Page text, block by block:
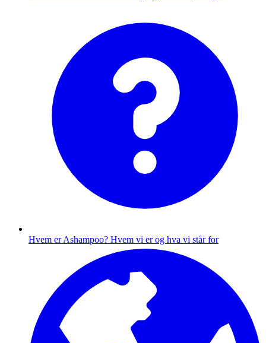
Hvem er Ashampoo? Hvem vi er og hva vi står for